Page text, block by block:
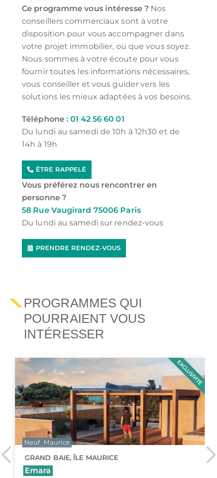
Ce programme vous intéresse ?Nos
conseillers commerciaux sont à votre
disposition pour vous accompagner dans
votre projet immobilier, où que vous soyez.
Nous sommes à votre écoute pour vous
fournir toutes les informations nécessaires,
vous conseiller et vous guider vers les
solutions les mieux adaptées à vos besoins.
Téléphone :01 42 56 60 01
Du lundi au samedi de 10h à 12h30 et de
14h à 19h
ÊTRE RAPPELÉ
Vous préférez nous rencontrer en
personne ?
58 Rue Vaugirard 75006 Paris
Du lundi au samedi sur rendez-vous
PRENDRE RENDEZ-VOUS
PROGRAMMES QUI
POURRAIENT VOUS
INTÉRESSER
PreviousGRAND BAIE, ÎLE MAURICE
Emara
Neuf Maurice
EXCLUSIVITÉ